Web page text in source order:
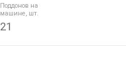
Поддонов на
машине, шт.
21